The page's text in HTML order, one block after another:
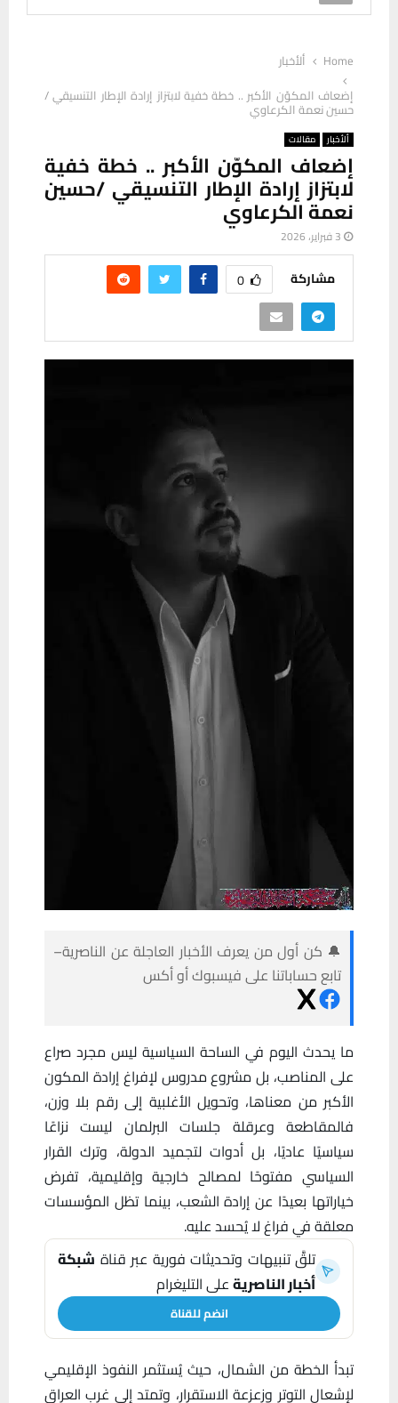
Home
ألأخبار
إضعاف المكوّن الأكبر .. خطة خفية لابتزاز إرادة الإطار التنسيقي /
حسين نعمة الكرعاوي
ألأخبار مقالات
إضعاف المكوّن الأكبر .. خطة خفية
لابتزاز إرادة الإطار التنسيقي /حسين
نعمة الكرعاوي
3 فبراير، 2026
مشاركة 0
🔔 كن أول من يعرف الأخبار العاجلة عن الناصرية–
تابع حساباتنا على فيسبوك أو أكس
ما يحدث اليوم في الساحة السياسية ليس مجرد صراع
على المناصب، بل مشروع مدروس لإفراغ إرادة المكون
الأكبر من معناها، وتحويل الأغلبية إلى رقم بلا وزن،
فالمقاطعة وعرقلة جلسات البرلمان ليست نزاعًا
سياسيًا عاديًا، بل أدوات لتجميد الدولة، وترك القرار
السياسي مفتوحًا لمصالح خارجية وإقليمية، تفرض
خياراتها بعيدًا عن إرادة الشعب، بينما تظل المؤسسات
معلقة في فراغ لا يُحسد عليه.
تلقَّ تنبيهات وتحديثات فورية عبر قناة شبكة
أخبار الناصريةعلى التليغرام
انضم للقناة
تبدأ الخطة من الشمال، حيث يُستثمر النفوذ الإقليمي
لإشعال التوتر وزعزعة الاستقرار، وتمتد إلى غرب العراق